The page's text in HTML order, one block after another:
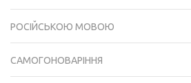
РОСІЙСЬКОЮ МОВОЮ
САМОГОНОВАРІННЯ